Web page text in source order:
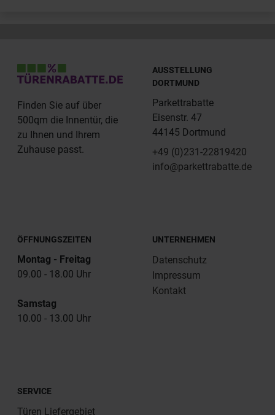
Finden Sie auf über
500qm die Innentür, die
zu Ihnen und Ihrem
Zuhause passt.
AUSSTELLUNG
DORTMUND
Parkettrabatte
Eisenstr. 47
44145 Dortmund
+49 (0)231-22819420
info@parkettrabatte.de
ÖFFNUNGSZEITEN
Montag - Freitag
09.00 - 18.00 Uhr
Samstag
10.00 - 13.00 Uhr
UNTERNEHMEN
Datenschutz
Impressum
Kontakt
SERVICE
Türen Liefergebiet